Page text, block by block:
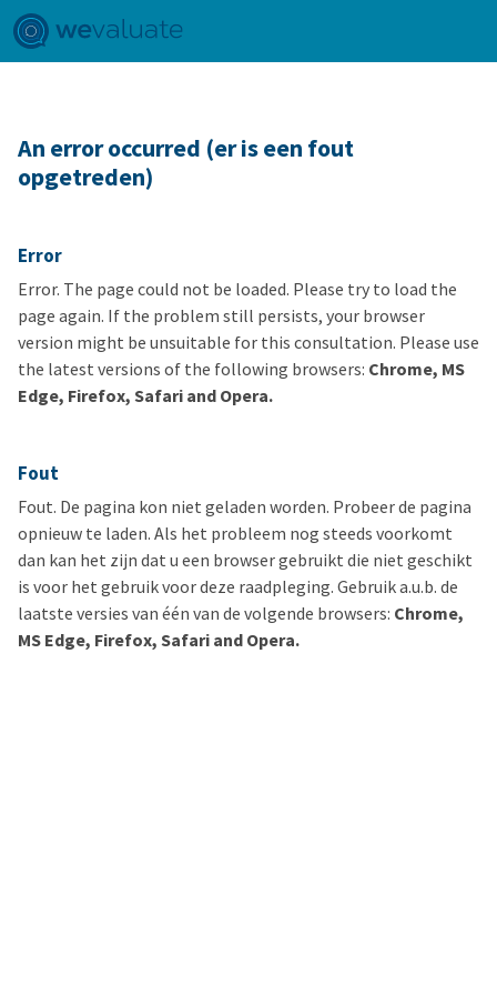
An error occurred (er is een fout
opgetreden)
Error
Error. The page could not be loaded. Please try to load the
page again. If the problem still persists, your browser
version might be unsuitable for this consultation. Please use
the latest versions of the following browsers: Chrome, MS
Edge, Firefox, Safari and Opera.
Fout
Fout. De pagina kon niet geladen worden. Probeer de pagina
opnieuw te laden. Als het probleem nog steeds voorkomt
dan kan het zijn dat u een browser gebruikt die niet geschikt
is voor het gebruik voor deze raadpleging. Gebruik a.u.b. de
laatste versies van één van de volgende browsers: Chrome,
MS Edge, Firefox, Safari and Opera.